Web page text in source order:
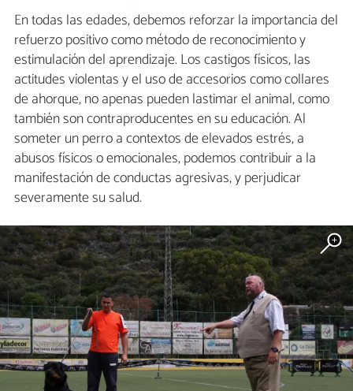
En todas las edades, debemos reforzar la importancia del
refuerzo positivo como método de reconocimiento y
estimulación del aprendizaje. Los castigos físicos, las
actitudes violentas y el uso de accesorios como collares
de ahorque, no apenas pueden lastimar el animal, como
también son contraproducentes en su educación. Al
someter un perro a contextos de elevados estrés, a
abusos físicos o emocionales, podemos contribuir a la
manifestación de conductas agresivas, y perjudicar
severamente su salud.